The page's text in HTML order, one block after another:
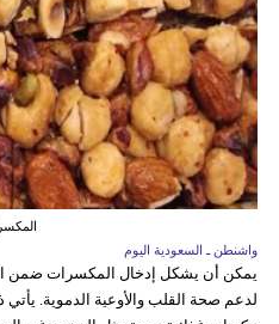
واشنطن ـ السعودية اليوم
يمكن أن يشكل إدخال المكسرات ضمن
لدعم صحة القلب والأوعية الدموية.